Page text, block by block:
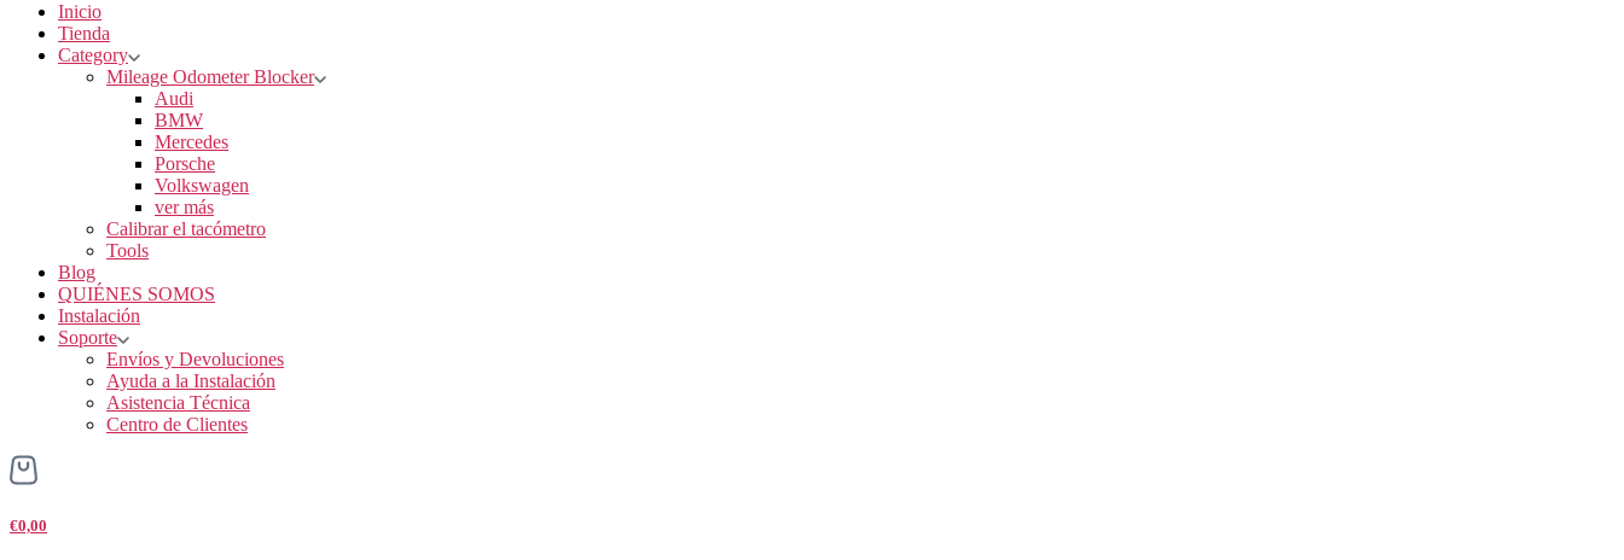
Inicio
Tienda
Category
Mileage Odometer Blocker
Audi
BMW
Mercedes
Porsche
Volkswagen
ver más
Calibrar el tacómetro
Tools
Blog
QUIÉNES SOMOS
Instalación
Soporte
Envíos y Devoluciones
Ayuda a la Instalación
Asistencia Técnica
Centro de Clientes
€0,00